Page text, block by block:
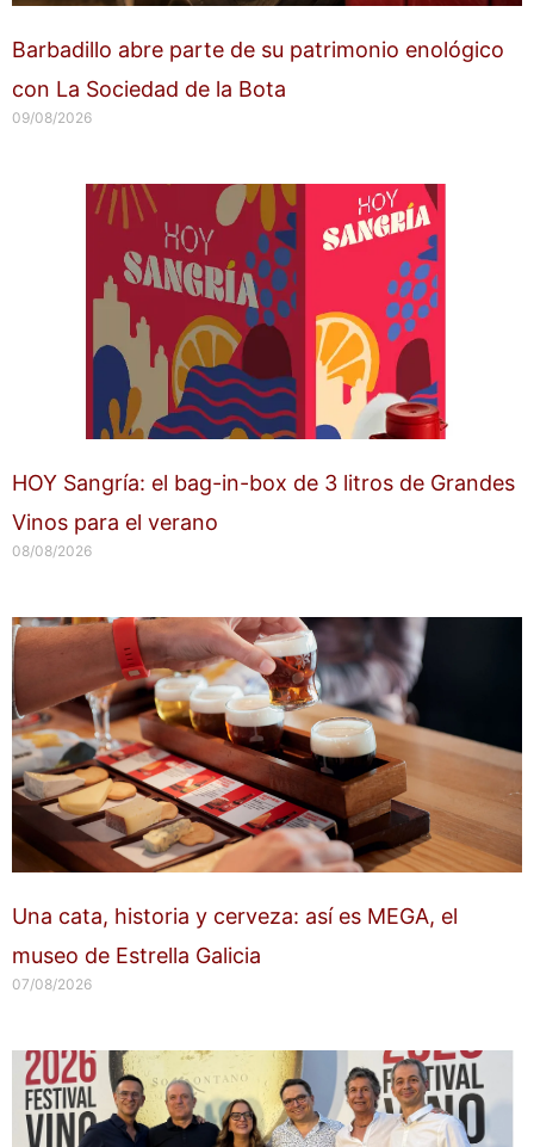
Barbadillo abre parte de su patrimonio enológico
con La Sociedad de la Bota
09/08/2026
HOY Sangría: el bag-in-box de 3 litros de Grandes
Vinos para el verano
08/08/2026
Una cata, historia y cerveza: así es MEGA, el
museo de Estrella Galicia
07/08/2026